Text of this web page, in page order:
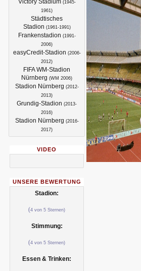
Victory Stadium (1945-
1961)
Städtisches
Stadion (1961-1991)
Frankenstadion (1991-
2006)
easyCredit-Stadion (2006-
2012)
FIFA WM-Stadion
Nürnberg (WM 2006)
Stadion Nürnberg (2012-
2013)
Grundig-Stadion (2013-
2016)
Stadion Nürnberg (2016-
2017)
VIDEO
UNSERE BEWERTUNG
Stadion:
(4 von 5 Sternen)
Stimmung:
(4 von 5 Sternen)
Essen & Trinken: